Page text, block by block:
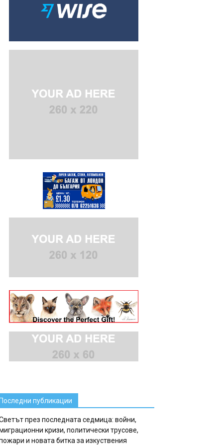
публикации
през последната седмица: войни,
кризи, политически трусове,
и новата битка за изкуствения